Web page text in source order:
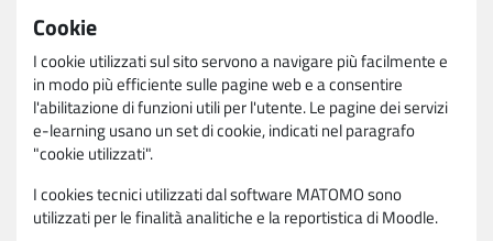
Cookie
I cookie utilizzati sul sito servono a navigare più facilmente e
in modo più efficiente sulle pagine web e a consentire
l'abilitazione di funzioni utili per l'utente. Le pagine dei servizi
e-learning usano un set di cookie, indicati nel paragrafo
"cookie utilizzati".
I cookies tecnici utilizzati dal software MATOMO sono
utilizzati per le finalità analitiche e la reportistica di Moodle.